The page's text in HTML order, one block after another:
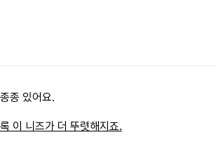
종 있어요.
이 니즈가 더 뚜렷해지죠.